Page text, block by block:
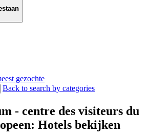
gezochte
Back to search by categories
- centre des visiteurs du
Hotels bekijken